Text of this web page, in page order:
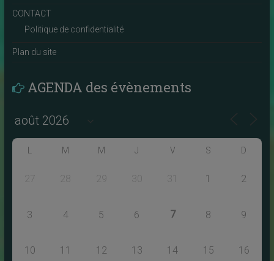
CONTACT
Politique de confidentialité
Plan du site
AGENDA des évènements
M M J V S D
27 28 29 30 31 1 2
3 4 5 6 7 8 9
10 11 12 13 14 15 16